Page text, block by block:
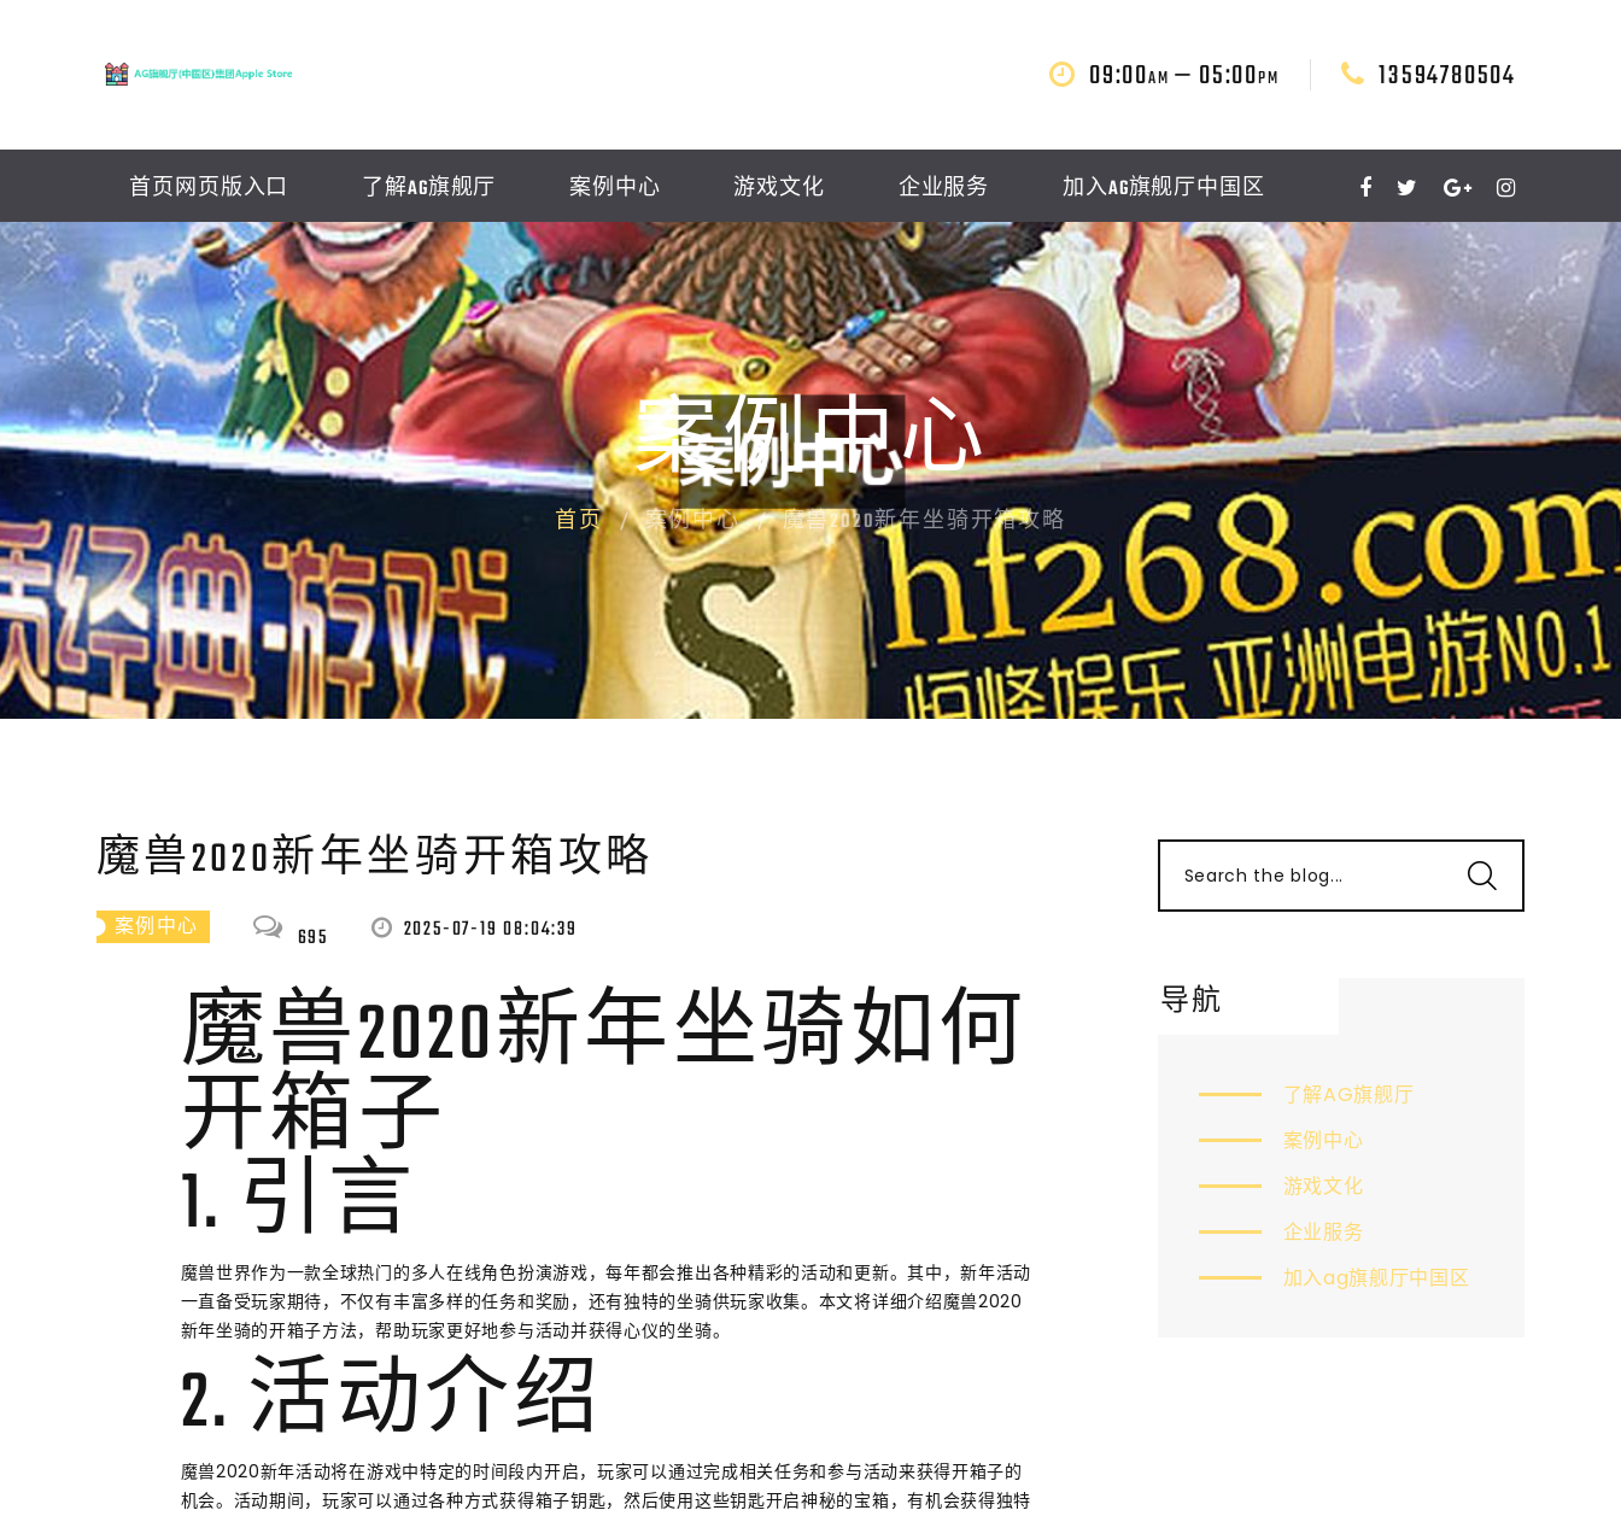
09:00AM — 05:00PM 13594780504
首页网页版入口 了解AG旗舰厅 案例中心 游戏文化 企业服务 加入AG旗舰厅中国区
案例中心
首页 案例中心 魔兽2020新年坐骑开箱攻略
魔兽2020新年坐骑开箱攻略
案例中心 695 2025-07-19 08:04:39
魔兽2020新年坐骑如何
开箱子
1. 引言
魔兽世界作为一款全球热门的多人在线角色扮演游戏，每年都会推出各种精彩的活动和更新。其中，新年活动
一直备受玩家期待，不仅有丰富多样的任务和奖励，还有独特的坐骑供玩家收集。本文将详细介绍魔兽2020
新年坐骑的开箱子方法，帮助玩家更好地参与活动并获得心仪的坐骑。
2. 活动介绍
魔兽2020新年活动将在游戏中特定的时间段内开启，玩家可以通过完成相关任务和参与活动来获得开箱子的
机会。活动期间，玩家可以通过各种方式获得箱子钥匙，然后使用这些钥匙开启神秘的宝箱，有机会获得独特
Search the blog...
导航
了解AG旗舰厅
案例中心
游戏文化
企业服务
加入ag旗舰厅中国区